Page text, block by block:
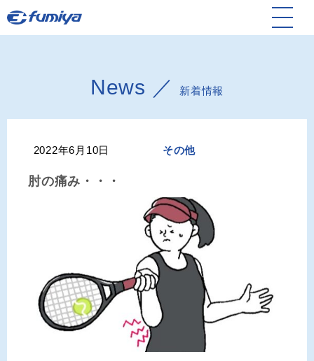
News ／ 新着情報
2022年6月10日 その他
肘の痛み・・・